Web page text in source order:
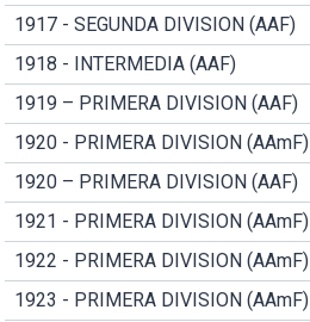
1917 - SEGUNDA DIVISION (AAF)
1918 - INTERMEDIA (AAF)
1919 – PRIMERA DIVISION (AAF)
1920 - PRIMERA DIVISION (AAmF)
1920 – PRIMERA DIVISION (AAF)
1921 - PRIMERA DIVISION (AAmF)
1922 - PRIMERA DIVISION (AAmF)
1923 - PRIMERA DIVISION (AAmF)